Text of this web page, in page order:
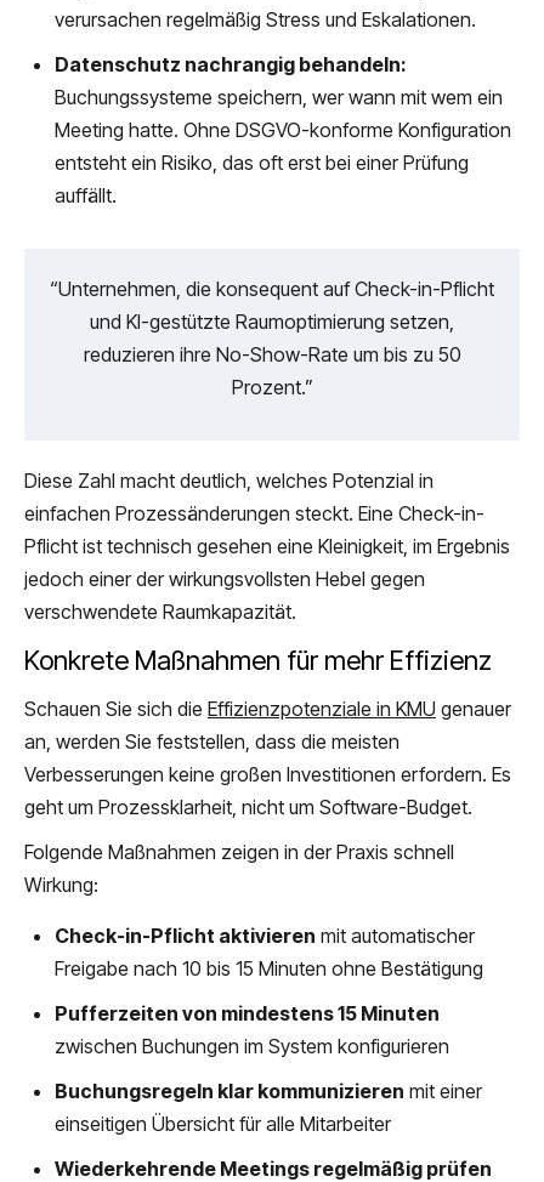
verursachen regelmäßig Stress und Eskalationen.
Datenschutz nachrangig behandeln:
Buchungssysteme speichern, wer wann mit wem ein
Meeting hatte. Ohne DSGVO-konforme Konfiguration
entsteht ein Risiko, das oft erst bei einer Prüfung
auffällt.
“Unternehmen, die konsequent auf Check-in-Pflicht
und KI-gestützte Raumoptimierung setzen,
reduzieren ihre No-Show-Rate um bis zu 50
Prozent.”
Diese Zahl macht deutlich, welches Potenzial in
einfachen Prozessänderungen steckt. Eine Check-in-
Pflicht ist technisch gesehen eine Kleinigkeit, im Ergebnis
jedoch einer der wirkungsvollsten Hebel gegen
verschwendete Raumkapazität.
Konkrete Maßnahmen für mehr Effizienz
Schauen Sie sich die Effizienzpotenziale in KMU genauer
an, werden Sie feststellen, dass die meisten
Verbesserungen keine großen Investitionen erfordern. Es
geht um Prozessklarheit, nicht um Software-Budget.
Folgende Maßnahmen zeigen in der Praxis schnell
Wirkung:
Check-in-Pflicht aktivieren mit automatischer
Freigabe nach 10 bis 15 Minuten ohne Bestätigung
Pufferzeiten von mindestens 15 Minuten
zwischen Buchungen im System konfigurieren
Buchungsregeln klar kommunizieren mit einer
einseitigen Übersicht für alle Mitarbeiter
Wiederkehrende Meetings regelmäßig prüfen